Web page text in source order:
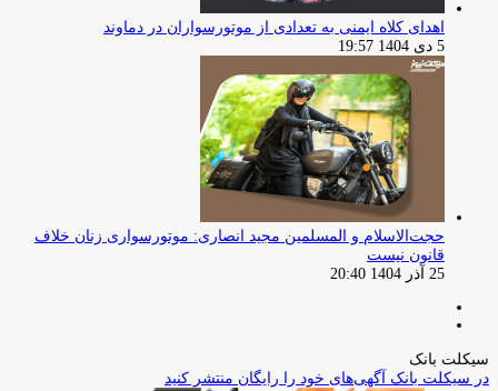
اهدای کلاه ایمنی به تعدادی از موتورسواران در دماوند
5 دی 1404 19:57
حجت‌الاسلام و المسلمین مجید انصاری: موتورسواری زنان خلاف
قانون نیست
25 آذر 1404 20:40
سیکلت بانک
در سیکلت بانک آگهی‌های خود را رایگان منتشر کنید